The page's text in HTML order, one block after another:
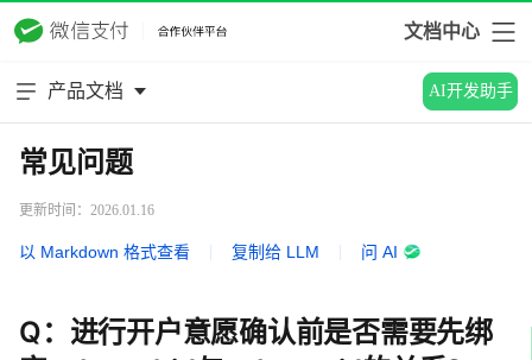
文档中心
产品文档 AI开发助手
常见问题
更新时间：2026.01.16
以 Markdown 格式查看 复制给 LLM 问 AI
Q：进行开户意愿确认前是否需要先绑